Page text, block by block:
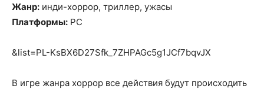
Жанр: инди-хоррор, триллер, ужасы
Платформы: PC
&list=PL-KsBX6D27Sfk_7ZHPAGc5g1JCf7bqvJX
В игре жанра хоррор все действия будут происходить